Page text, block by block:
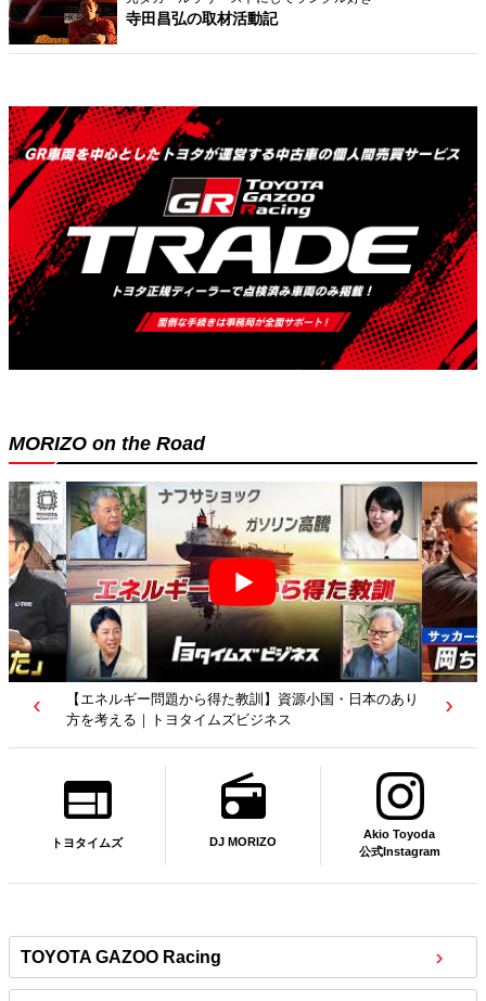
寺田昌弘の取材活動記
MORIZO on the Road
【エネルギー問題から得た教訓】資源小国・日本のあり
方を考える｜トヨタイムズビジネス
トヨタイムズ DJ MORIZO
Akio Toyoda
公式Instagram
TOYOTA GAZOO Racing